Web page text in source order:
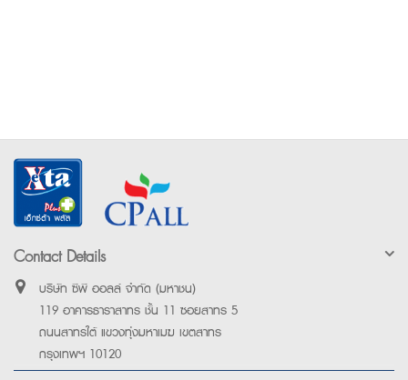
Contact Details
บริษัท ซีพี ออลล์ จำกัด (มหาชน)
119 อาคารธาราสาทร ชั้น 11 ซอยสาทร 5
ถนนสาทรใต้ แขวงทุ่งมหาเมฆ เขตสาทร
กรุงเทพฯ 10120